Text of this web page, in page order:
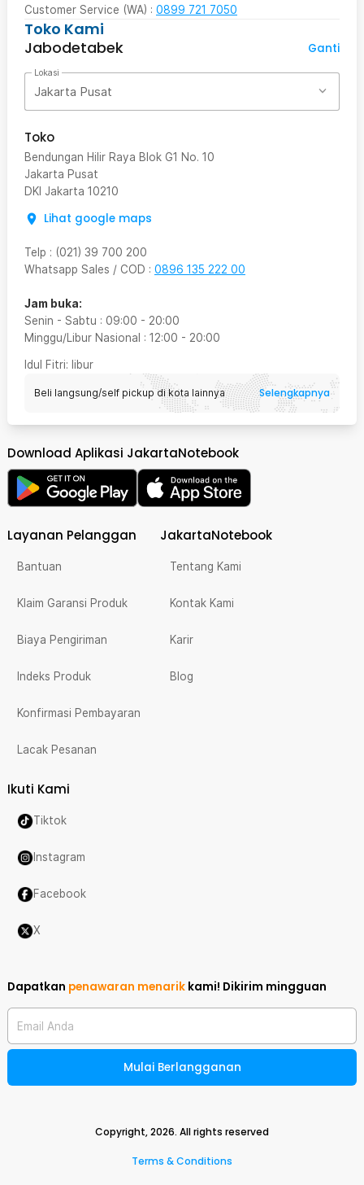
Customer Service (WA) : 0899 721 7050
Toko Kami
Jabodetabek
Ganti
Lokasi
Jakarta Pusat
Toko
Bendungan Hilir Raya Blok G1 No. 10
Jakarta Pusat
DKI Jakarta 10210
Lihat google maps
Telp : (021) 39 700 200
Whatsapp Sales / COD : 0896 135 222 00
Jam buka:
Senin - Sabtu : 09:00 - 20:00
Minggu/Libur Nasional : 12:00 - 20:00
Idul Fitri: libur
Beli langsung/self pickup di kota lainnya Selengkapnya
Download Aplikasi JakartaNotebook
Layanan Pelanggan
Bantuan
Klaim Garansi Produk
Biaya Pengiriman
Indeks Produk
Konfirmasi Pembayaran
Lacak Pesanan
JakartaNotebook
Tentang Kami
Kontak Kami
Karir
Blog
Ikuti Kami
Tiktok
Instagram
Facebook
X
Dapatkan penawaran menarik kami! Dikirim mingguan
Email Anda
Mulai Berlangganan
Copyright,2026. All rights reserved
Terms & Conditions